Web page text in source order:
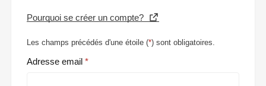
Pourquoi se créer un compte?
Les champs précédés d'une étoile (*) sont obligatoires.
Adresse email